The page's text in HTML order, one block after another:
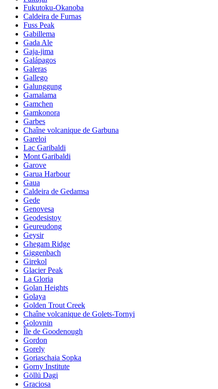
Fukutoku-Okanoba
Caldeira de Furnas
Fuss Peak
Gabillema
Gada Ale
Gaja-jima
Galápagos
Galeras
Gallego
Galunggung
Gamalama
Gamchen
Gamkonora
Garbes
Chaîne volcanique de Garbuna
Gareloi
Lac Garibaldi
Mont Garibaldi
Garove
Garua Harbour
Gaua
Caldeira de Gedamsa
Gede
Genovesa
Geodesistoy
Geureudong
Geysir
Ghegam Ridge
Giggenbach
Girekol
Glacier Peak
La Gloria
Golan Heights
Golaya
Golden Trout Creek
Chaîne volcanique de Golets-Tornyi
Golovnin
Île de Goodenough
Gordon
Gorely
Goriaschaia Sopka
Gorny Institute
Göllü Dagi
Graciosa